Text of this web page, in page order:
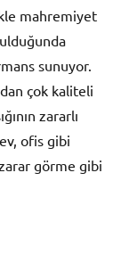
mahremiyet
sunuyor.
çok kaliteli
zararlı
ofis gibi
görme gibi